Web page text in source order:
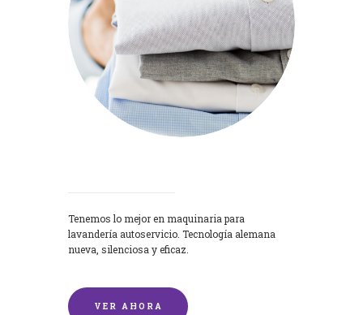
Tenemos lo mejor en maquinaria para
lavandería autoservicio. Tecnología alemana
nueva, silenciosa y eficaz.
VER AHORA